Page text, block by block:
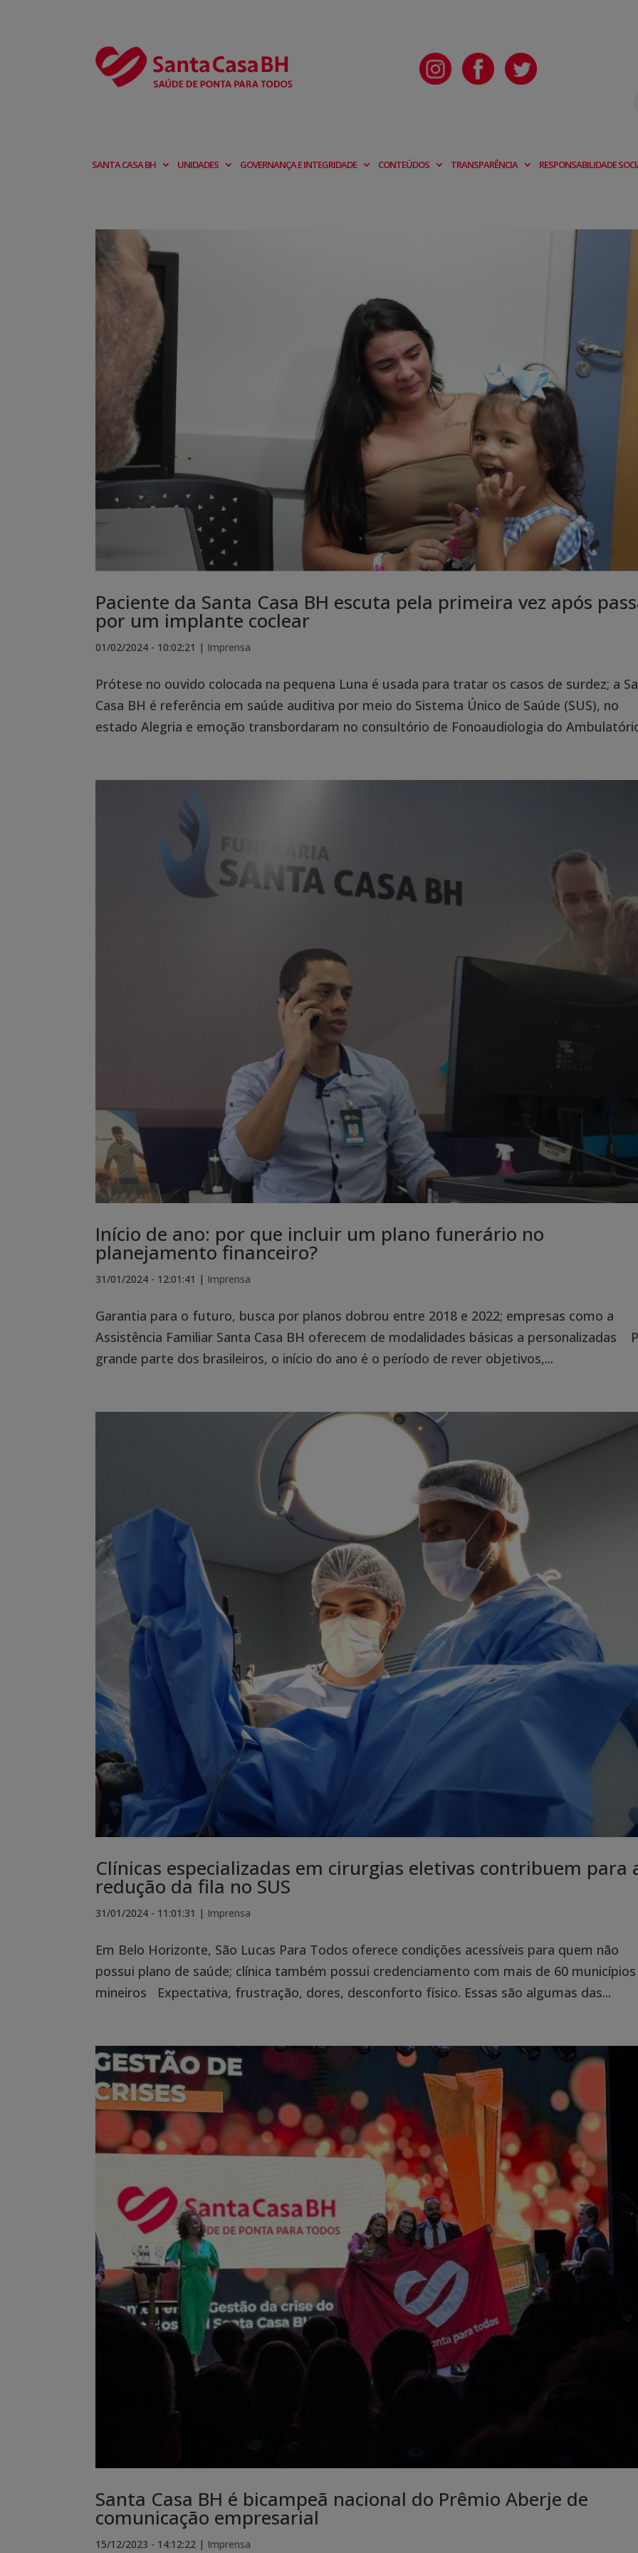
SANTA CASA BH UNIDADES GOVERNANÇA E INTEGRIDADE CONTEÚDOS TRANSPARÊNCIA RESPONSABILIDADE
Paciente da Santa Casa BH escuta pela primeira vez após
por um implante coclear
01/02/2024 - 10:02:21 | Imprensa
Prótese no ouvido colocada na pequena Luna é usada para tratar os casos de surdez; a
Casa BH é referência em saúde auditiva por meio do Sistema Único de Saúde (SUS), no
estado Alegria e emoção transbordaram no consultório de Fonoaudiologia do
Início de ano: por que incluir um plano funerário no
planejamento financeiro?
31/01/2024 - 12:01:41 | Imprensa
Garantia para o futuro, busca por planos dobrou entre 2018 e 2022; empresas como a
Assistência Familiar Santa Casa BH oferecem de modalidades básicas a personalizadas
grande parte dos brasileiros, o início do ano é o período de rever objetivos,...
Clínicas especializadas em cirurgias eletivas contribuem para
redução da fila no SUS
31/01/2024 - 11:01:31 | Imprensa
Em Belo Horizonte, São Lucas Para Todos oferece condições acessíveis para quem não
possui plano de saúde; clínica também possui credenciamento com mais de 60 municípios
mineiros Expectativa, frustração, dores, desconforto físico. Essas são algumas das...
Santa Casa BH é bicampeã nacional do Prêmio Aberje de
comunicação empresarial
15/12/2023 - 14:12:22 | Imprensa